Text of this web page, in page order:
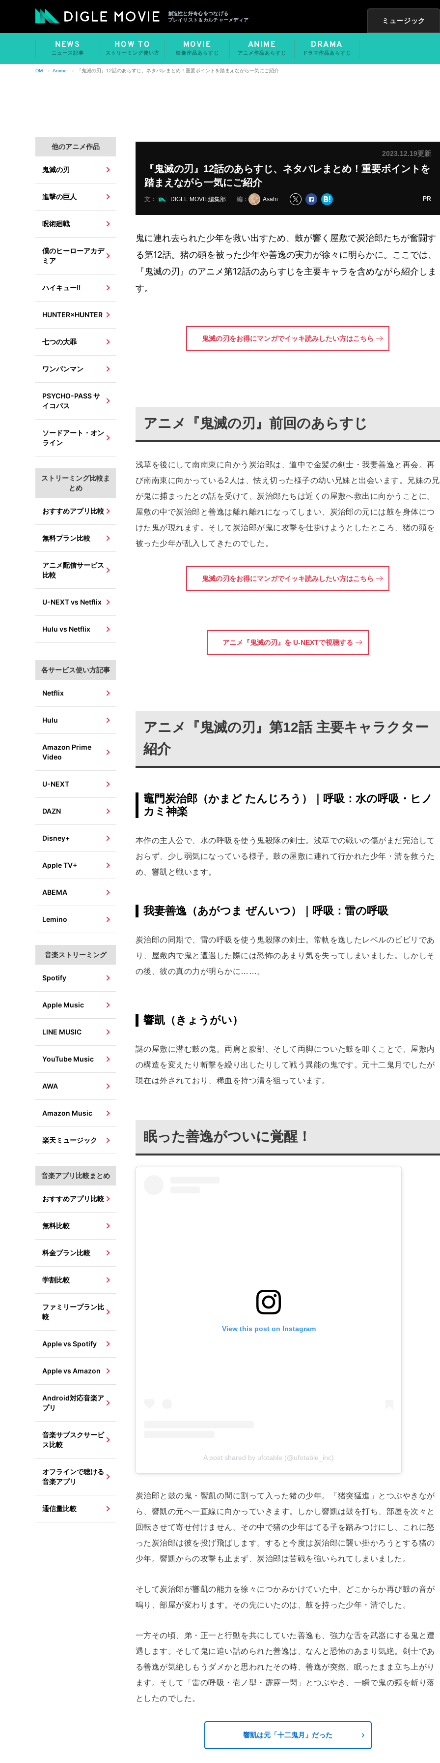
創造性と好奇心をつなげる
プレイリスト＆カルチャーメディア
ミュージック
NEWS
ニュース記事
HOW TO
ストリーミング使い方
MOVIE
映像作品あらすじ
ANIME
アニメ作品あらすじ
DRAMA
ドラマ作品あらすじ
DM Anime 『鬼滅の刃』12話のあらすじ、ネタバレまとめ！重要ポイントを踏まえながら一気にご紹介
他のアニメ作品
鬼滅の刃
進撃の巨人
呪術廻戦
僕のヒーローアカデ
ミア
ハイキュー!!
HUNTER×HUNTER
七つの大罪
ワンパンマン
PSYCHO-PASS サ
イコパス
ソードアート・オン
ライン
ストリーミング比較ま
とめ
おすすめアプリ比較
無料プラン比較
アニメ配信サービス
比較
U-NEXT vs Netflix
Hulu vs Netflix
各サービス使い方記事
Netflix
Hulu
Amazon Prime
Video
U-NEXT
DAZN
Disney+
Apple TV+
ABEMA
Lemino
音楽ストリーミング
Spotify
Apple Music
LINE MUSIC
YouTube Music
AWA
Amazon Music
楽天ミュージック
音楽アプリ比較まとめ
おすすめアプリ比較
無料比較
料金プラン比較
学割比較
ファミリープラン比
較
Apple vs Spotify
Apple vs Amazon
Android対応音楽ア
プリ
音楽サブスクサービ
ス比較
オフラインで聴ける
音楽アプリ
通信量比較
2023.12.19更新
『鬼滅の刃』12話のあらすじ、ネタバレまとめ！重要ポイントを
踏まえながら一気にご紹介
文： DIGLE MOVIE編集部 編： Asahi PR
鬼に連れ去られた少年を救い出すため、鼓が響く屋敷で炭治郎たちが奮闘す
る第12話。猪の頭を被った少年や善逸の実力が徐々に明らかに。ここでは、
『鬼滅の刃』のアニメ第12話のあらすじを主要キャラを含めながら紹介しま
す。
鬼滅の刃をお得にマンガでイッキ読みしたい方はこちら
アニメ『鬼滅の刃』前回のあらすじ
浅草を後にして南南東に向かう炭治郎は、道中で金髪の剣士・我妻善逸と再会。再
び南南東に向かっている2人は、怯え切った様子の幼い兄妹と出会います。兄妹の兄
が鬼に捕まったとの話を受けて、炭治郎たちは近くの屋敷へ救出に向かうことに。
屋敷の中で炭治郎と善逸は離れ離れになってしまい、炭治郎の元には鼓を身体につ
けた鬼が現れます。そして炭治郎が鬼に攻撃を仕掛けようとしたところ、猪の頭を
被った少年が乱入してきたのでした。
鬼滅の刃をお得にマンガでイッキ読みしたい方はこちら
アニメ『鬼滅の刃』を U-NEXTで視聴する
アニメ『鬼滅の刃』第12話 主要キャラクター
紹介
竈門炭治郎（かまど たんじろう）｜呼吸：水の呼吸・ヒノ
カミ神楽
本作の主人公で、水の呼吸を使う鬼殺隊の剣士。浅草での戦いの傷がまだ完治して
おらず、少し弱気になっている様子。鼓の屋敷に連れて行かれた少年・清を救うた
め、響凱と戦います。
我妻善逸（あがつま ぜんいつ）｜呼吸：雷の呼吸
炭治郎の同期で、雷の呼吸を使う鬼殺隊の剣士。常軌を逸したレベルのビビリであ
り、屋敷内で鬼と遭遇した際には恐怖のあまり気を失ってしまいました。しかしそ
の後、彼の真の力が明らかに……。
響凱（きょうがい）
謎の屋敷に潜む鼓の鬼。両肩と腹部、そして両脚についた鼓を叩くことで、屋敷内
の構造を変えたり斬撃を繰り出したりして戦う異能の鬼です。元十二鬼月でしたが
現在は外されており、稀血を持つ清を狙っています。
眠った善逸がついに覚醒！
View this post on Instagram
A post shared by ufotable (@ufotable_inc)
炭治郎と鼓の鬼・響凱の間に割って入った猪の少年。「猪突猛進」とつぶやきなが
ら、響凱の元へ一直線に向かっていきます。しかし響凱は鼓を打ち、部屋を次々と
回転させて寄せ付けません。その中で猪の少年はてる子を踏みつけにし、これに怒
った炭治郎は彼を投げ飛ばします。すると今度は炭治郎に襲い掛かろうとする猪の
少年。響凱からの攻撃も止まず、炭治郎は苦戦を強いられてしまいました。
そして炭治郎が響凱の能力を徐々につかみかけていた中、どこからか再び鼓の音が
鳴り、部屋が変わります。その先にいたのは、鼓を持った少年・清でした。
一方その頃、弟・正一と行動を共にしていた善逸も、強力な舌を武器にする鬼と遭
遇します。そして鬼に追い詰められた善逸は、なんと恐怖のあまり気絶。剣士であ
る善逸が気絶しもうダメかと思われたその時、善逸が突然、眠ったまま立ち上がり
ます。そして「雷の呼吸・壱ノ型・霹靂一閃」とつぶやき、一瞬で鬼の頸を斬り落
としたのでした。
響凱は元「十二鬼月」だった